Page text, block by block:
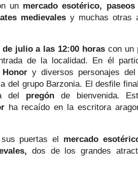
un mercado esotérico, paseos
medievales y muchas otras
de julio a las 12:00 horas con un
de la localidad. En él
y diversos personajes del
del grupo Barzonia. El desfile
del pregón de bienvenida.
ha recaído en la escritora
puertas el mercado
dos de los grandes